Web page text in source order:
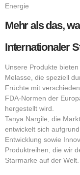
Energie
Mehr als das,
Internationaler
Unsere Produkte
Melasse, die speziell
Früchte mit
FDA-Normen der
hergestellt wird.
Tanya Nargile, die
entwickelt sich
Entwicklung sowie
Produktreihen, die wir
Starmarke auf der Welt.